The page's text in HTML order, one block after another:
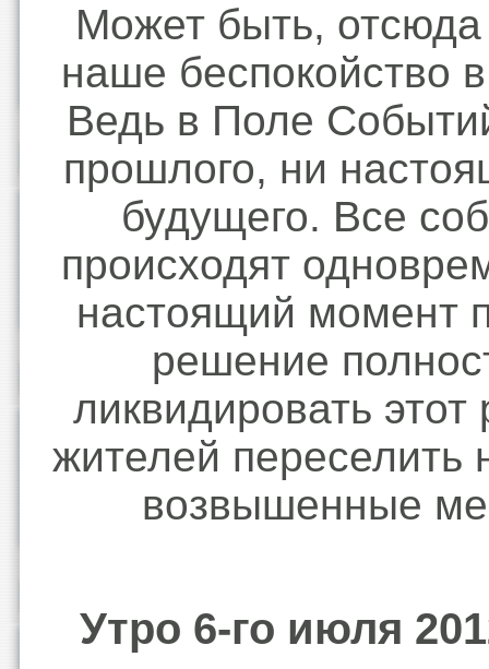
Может быть,
наше беспокойство в
Ведь в Поле
прошлого, ни
будущего. Все
происходят
настоящий момент
решение
ликвидировать этот
жителей переселить
возвышенные
Утро 6-го июля